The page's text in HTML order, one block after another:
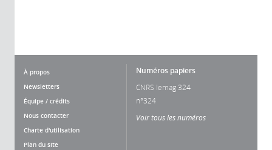
À propos
Newsletters
Équipe / crédits
Nous contacter
Charte d'utilisation
Plan du site
Numéros papiers
CNRS lemag 324
n°324
Voir tous les numéros